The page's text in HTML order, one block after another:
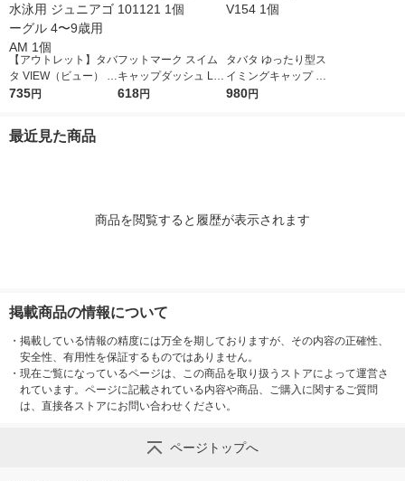
【アウトレット】タバ
タ VIEW（ビュー） 水
泳用 ジュニアゴーグ
735円
フットマーク スイム
キャップダッシュ L
ネイビー 101121 1個
618円
タバタ ゆったり型ス
イミングキャップ ブ
ラック V154 1個
980円
最近見た商品
商品を閲覧すると履歴が表示されます
掲載商品の情報について
・ 掲載している情報の精度には万全を期しておりますが、その内容の正確性、
安全性、有用性を保証するものではありません。
・ 現在ご覧になっているページは、この商品を取り扱うストアによって運営さ
れています。ページに記載されている内容や商品、ご購入に関するご質問
は、直接各ストアにお問い合わせください。
ページトップへ